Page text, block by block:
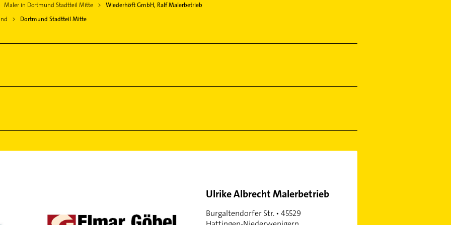
Maler in Dortmund Stadtteil Mitte
Wiederhöft GmbH, Ralf Malerbetrieb
Dortmund Stadtteil Mitte
Ulrike Albrecht Malerbetrieb
Burgaltendorfer Str. • 45529